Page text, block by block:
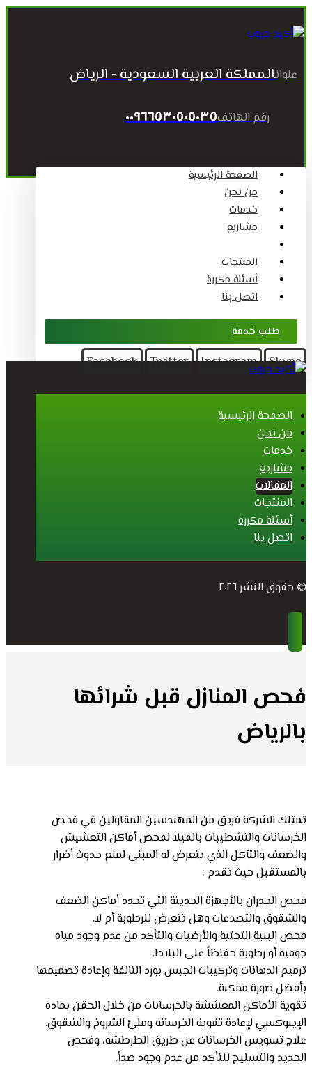
عنوانالمملكة العربية السعودية - الرياض
رقم الهاتف٠٠٩٦٦٥٣٠٥٠٥٠٣٥
الصفحة الرئيسية
من نحن
خدمات
مشاريع
المنتجات
أسئلة مكررة
اتصل بنا
طلب خدمة
Facebook Twitter Instagram Skype
الصفحة الرئيسية
من نحن
خدمات
مشاريع
المقالات
المنتجات
أسئلة مكررة
اتصل بنا
© حقوق النشر ٢٠٢٦
فحص المنازل قبل شرائها
بالرياض
تمتلك الشركة فريق من المهندسين المقاولين في فحص
الخرسانات والتشطيبات بالفيلا لفحص أماكن التعشيش
والضعف والتآكل الذي يتعرض له المبنى لمنع حدوث أضرار
بالمستقبل حيث تقدم :
فحص الجدران بالأجهزة الحديثة التي تحدد أماكن الضعف
والشقوق والتصدعات وهل تتعرض للرطوبة أم لا.
فحص البنية التحتية والأرضيات والتأكد من عدم وجود مياه
جوفية أو رطوبة حفاظاً على البلاط.
ترميم الدهانات وتركيبات الجبس بورد التالفة وإعادة تصميمها
بأفضل صورة ممكنة.
تقوية الأماكن المعششة بالخرسانات من خلال الحقن بمادة
الإيبوكسي لإعادة تقوية الخرسانة وملئ الشروخ والشقوق.
علاج تسويس الخرسانات عن طريق الطرطشة، وفحص
الحديد والتسليح للتأكد من عدم وجود صدأ.